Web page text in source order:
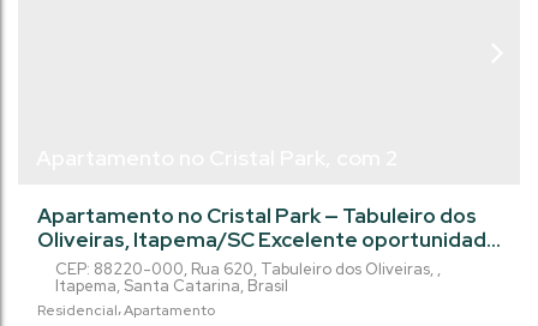
- Tabuleiro dos Oliveiras - Itapema/SC
Residencial Apartamento
CEP: 88220-000, Rua 620, Tabuleiro dos Oliveiras ,
Itapema, Santa Catarina, Brasil
Apartamento no Cristal Park — Tabuleiro dos
Oliveiras, Itapema/SC Excelente oportunidade
de investimento no bairro Tabuleiro dos
Oliveiras, ideal para quem busca praticidade,
conforto e uma excelente localização próxima